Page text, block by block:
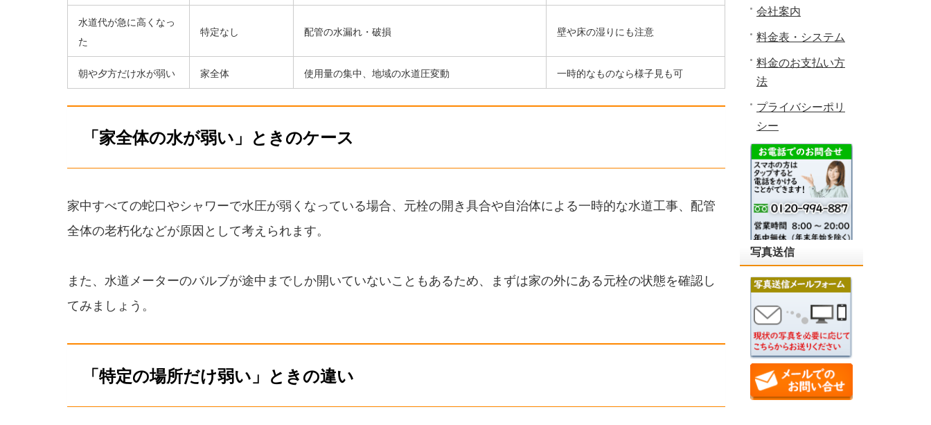
水道代が急に高くなっ
た
特定なし 配管の水漏れ・破損 壁や床の湿りにも注意
朝や夕方だけ水が弱い 家全体 使用量の集中、地域の水道圧変動 一時的なものなら様子見も可
「家全体の水が弱い」ときのケース
家中すべての蛇口やシャワーで水圧が弱くなっている場合、元栓の開き具合や自治体による一時的な水道工事、配管
全体の老朽化などが原因として考えられます。
また、水道メーターのバルブが途中までしか開いていないこともあるため、まずは家の外にある元栓の状態を確認し
てみましょう。
「特定の場所だけ弱い」ときの違い
会社案内
料金表・システム
料金のお支払い方
法
プライバシーポリ
シー
写真送信